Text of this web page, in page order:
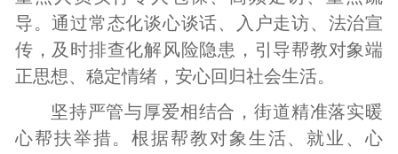
导。通过常态化谈心谈话、入户走访、法治宣
传，及时排查化解风险隐患，引导帮教对象端
正思想、稳定情绪，安心回归社会生活。
坚持严管与厚爱相结合，街道精准落实暖
心帮扶举措。根据帮教对象生活、就业、心